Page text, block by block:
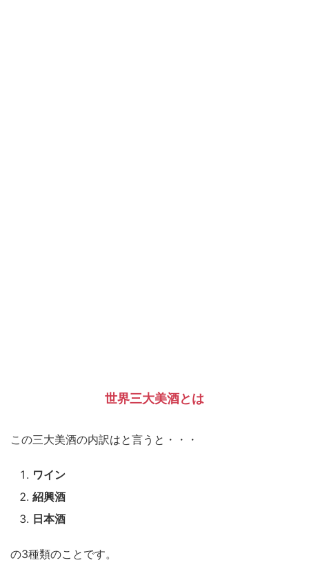
世界三大美酒とは
この三大美酒の内訳はと言うと・・・
ワイン
紹興酒
日本酒
の3種類のことです。